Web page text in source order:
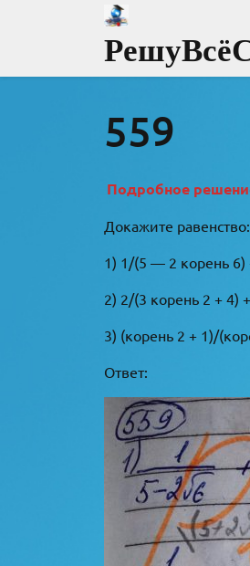
559
Подробное
Докажите равенство:
1) 1/(5 — 2 корень 6)
2) 2/(3 корень 2 + 4)
3) (корень 2 + 1)/
Ответ: